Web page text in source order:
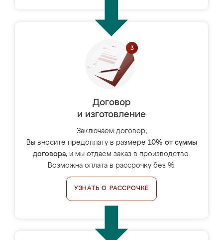
Договор
и изготовление
Заключаем договор,
Вы вносите предоплату в размере 10% от суммы
договора, и мы отдаём заказ в производство.
Возможна оплата в рассрочку без %.
УЗНАТЬ О РАССРОЧКЕ